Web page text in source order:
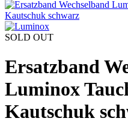
SOLD OUT
Ersatzband
Luminox
Kautschuk